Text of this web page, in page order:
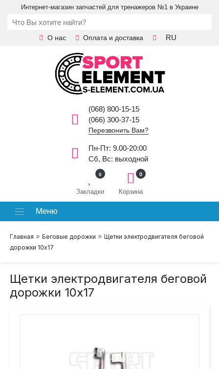
Интернет-магазин запчастей для тренажеров №1 в Украине
О нас Оплата и доставка RU
(068) 800-15-15
(066) 300-37-15
Перезвонить Вам?
Пн-Пт: 9.00-20:00
Сб, Вс: выходной
Закладки
0
Корзина
0
Меню
Главная » Беговые дорожки » Щетки электродвигателя беговой
дорожки 10х17
Щетки электродвигателя беговой
дорожки 10х17